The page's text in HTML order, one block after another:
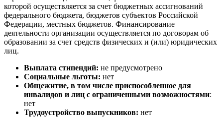
которой осуществляется за счет бюджетных ассигнований
федерального бюджета, бюджетов субъектов Российской
Федерации, местных бюджетов. Финансирование
деятельности организации осуществляется по договорам об
образовании за счет средств физических и (или) юридических
лиц.
Выплата стипендий: не предусмотрено
Социальные льготы: нет
Общежитие, в том числе приспособленное для
инвалидов и лиц с ограниченными возможностями:
нет
Трудоустройство выпускников: нет